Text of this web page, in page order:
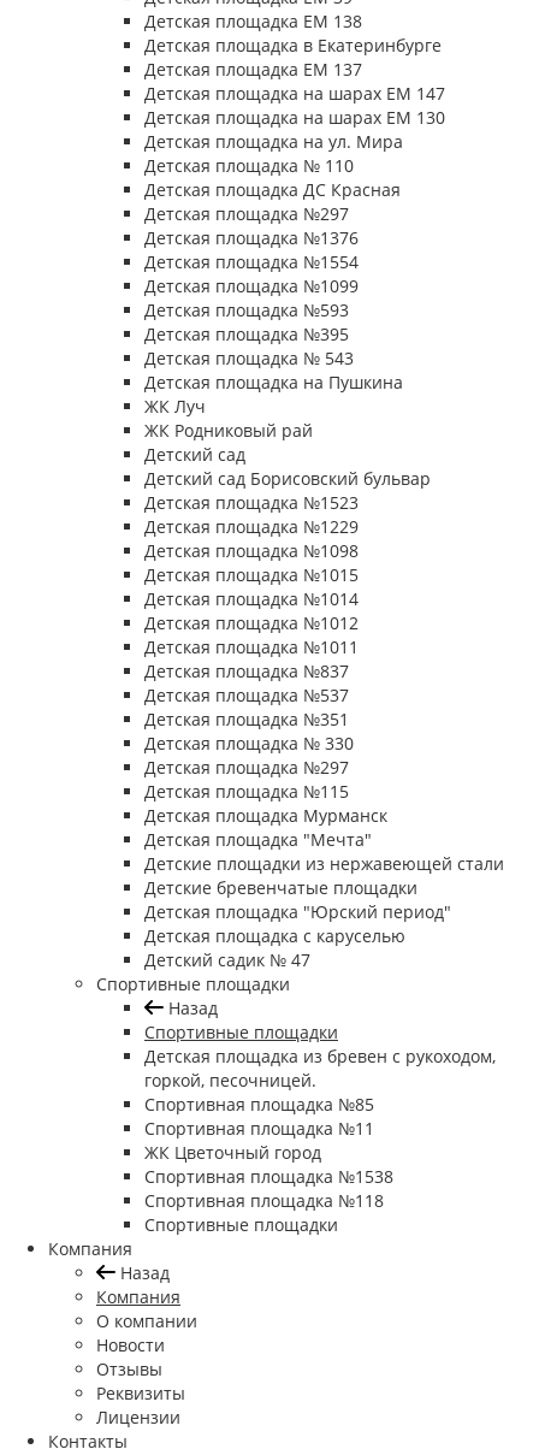
Детская площадка ЕМ 138
Детская площадка в Екатеринбурге
Детская площадка ЕМ 137
Детская площадка на шарах ЕМ 147
Детская площадка на шарах ЕМ 130
Детская площадка на ул. Мира
Детская площадка № 110
Детская площадка ДС Красная
Детская площадка №297
Детская площадка №1376
Детская площадка №1554
Детская площадка №1099
Детская площадка №593
Детская площадка №395
Детская площадка № 543
Детская площадка на Пушкина
ЖК Луч
ЖК Родниковый рай
Детский сад
Детский сад Борисовский бульвар
Детская площадка №1523
Детская площадка №1229
Детская площадка №1098
Детская площадка №1015
Детская площадка №1014
Детская площадка №1012
Детская площадка №1011
Детская площадка №837
Детская площадка №537
Детская площадка №351
Детская площадка № 330
Детская площадка №297
Детская площадка №115
Детская площадка Мурманск
Детская площадка "Мечта"
Детские площадки из нержавеющей стали
Детские бревенчатые площадки
Детская площадка "Юрский период"
Детская площадка с каруселью
Детский садик № 47
Спортивные площадки
Назад
Спортивные площадки
Детская площадка из бревен с рукоходом,
горкой, песочницей.
Спортивная площадка №85
Спортивная площадка №11
ЖК Цветочный город
Спортивная площадка №1538
Спортивная площадка №118
Спортивные площадки
Компания
Назад
Компания
О компании
Новости
Отзывы
Реквизиты
Лицензии
Контакты